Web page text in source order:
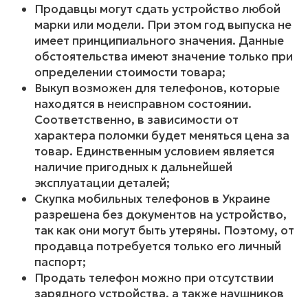
Продавцы могут сдать устройство любой
марки или модели. При этом год выпуска не
имеет принципиального значения. Данные
обстоятельства имеют значение только при
определении стоимости товара;
Выкуп возможен для телефонов, которые
находятся в неисправном состоянии.
Соответственно, в зависимости от
характера поломки будет меняться цена за
товар. Единственным условием является
наличие пригодных к дальнейшей
эксплуатации деталей;
Скупка мобильных телефонов в Украине
разрешена без документов на устройство,
так как они могут быть утеряны. Поэтому, от
продавца потребуется только его личный
паспорт;
Продать телефон можно при отсутствии
зарядного устройства, а также наушников